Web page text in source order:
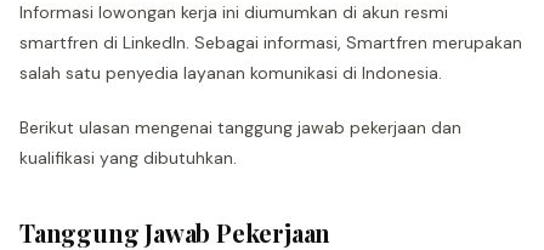
Informasi lowongan kerja ini diumumkan di akun resmi
smartfren di LinkedIn. Sebagai informasi, Smartfren merupakan
salah satu penyedia layanan komunikasi di Indonesia.
Berikut ulasan mengenai tanggung jawab pekerjaan dan
kualifikasi yang dibutuhkan.
Tanggung Jawab Pekerjaan